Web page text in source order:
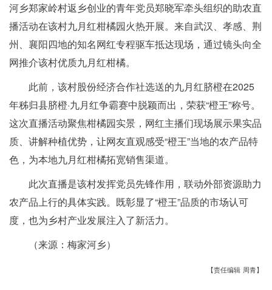
河乡郑家岭村返乡创业的青年党员郑晓军牵头组织的助农直
播活动在该村九月红柑橘园火热开展。来自武汉、孝感、荆
州、襄阳四地的知名网红专程驱车抵达现场，通过镜头向全
网推介该村优质九月红柑橘。
此前，该村股份经济合作社选送的九月红脐橙在2025
年秭归县脐橙·九月红争霸赛中脱颖而出，荣获“橙王”称号。
这次直播活动聚焦柑橘园实景，网红主播们现场展示果实品
质、讲解种植优势，让网友直观感受“橙王”当地的农产品特
色，为本地九月红柑橘拓宽销售渠道。
此次直播是该村发挥党员先锋作用，联动外部资源助力
农产品上行的具体实践。既彰显了“橙王”品质的市场认可
度，也为乡村产业发展注入了新活力。
（来源：梅家河乡）
【责任编辑 周青】